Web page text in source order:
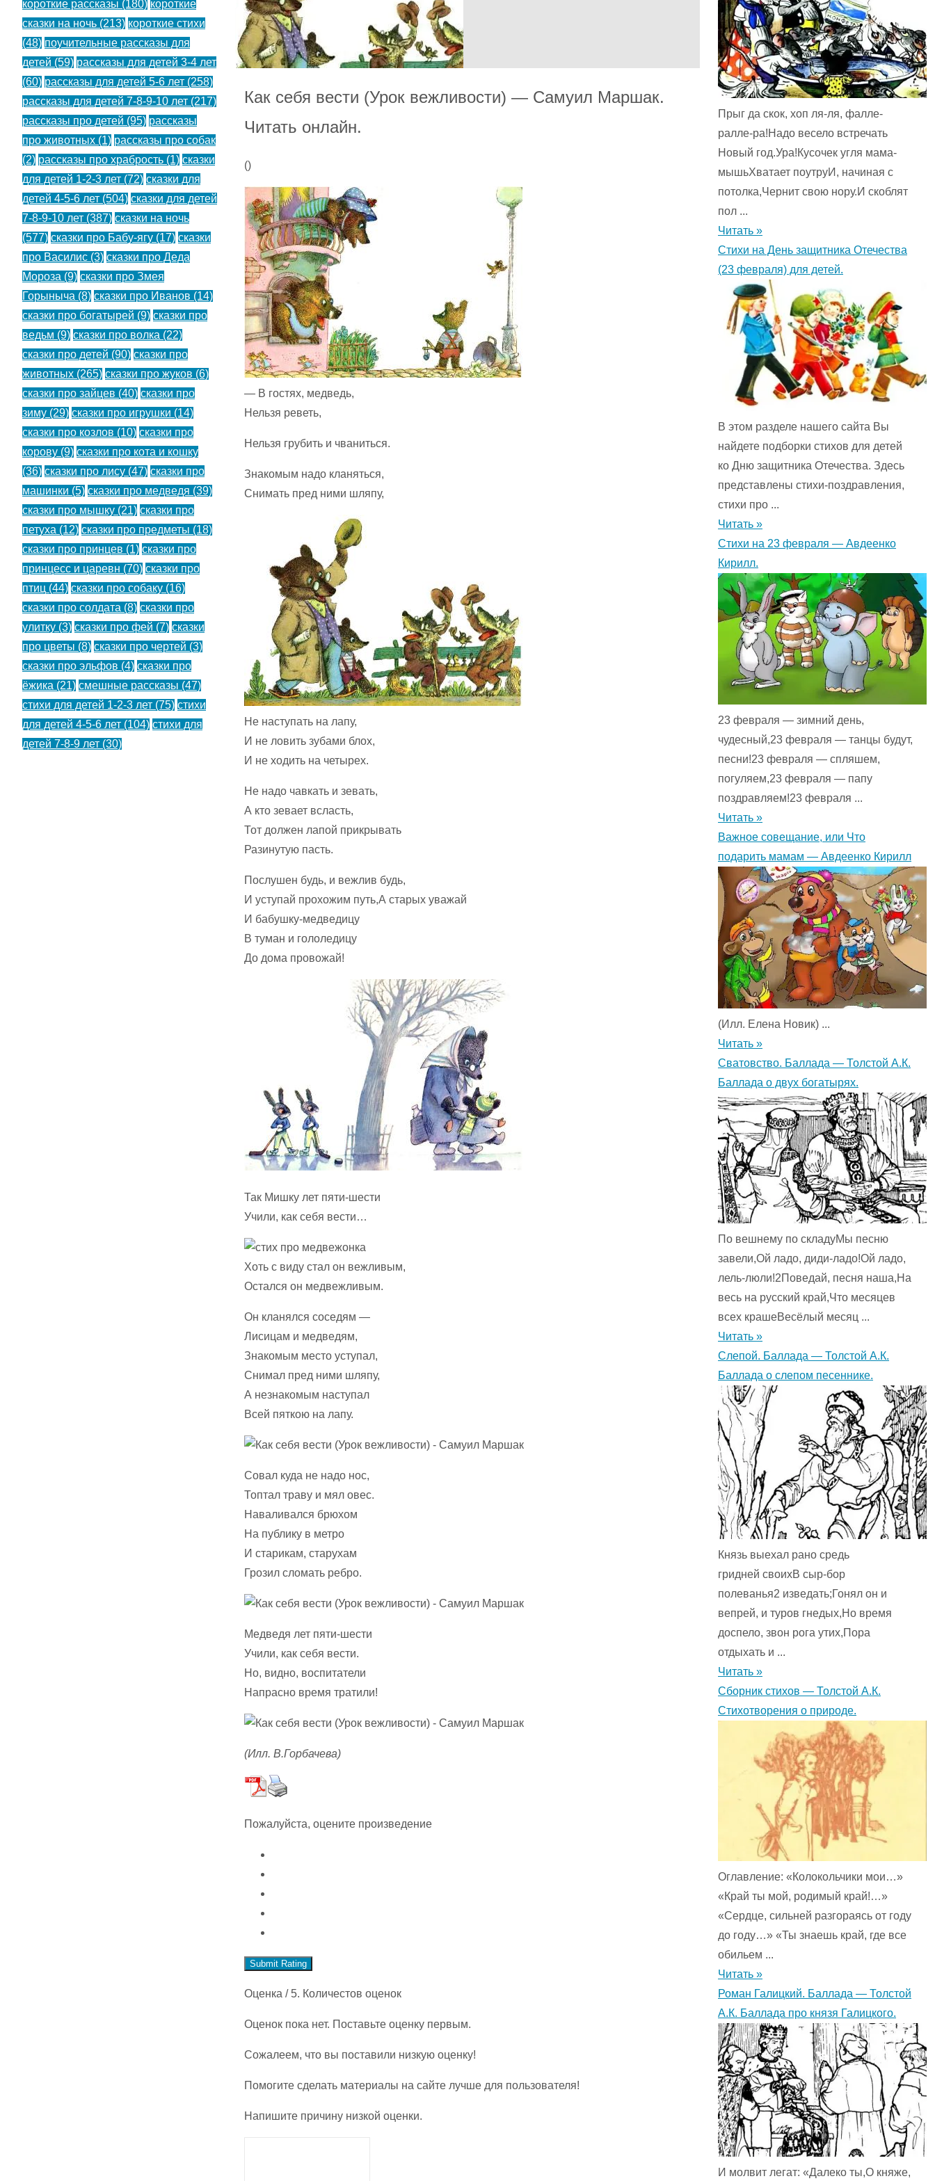
Как себя вести (Урок вежливости) — Самуил Маршак.
Читать онлайн.
()
— В гостях, медведь,
Нельзя реветь,
Нельзя грубить и чваниться.
Знакомым надо кланяться,
Снимать пред ними шляпу,
Не наступать на лапу,
И не ловить зубами блох,
И не ходить на четырех.
Не надо чавкать и зевать,
А кто зевает всласть,
Тот должен лапой прикрывать
Разинутую пасть.
Послушен будь, и вежлив будь,
И уступай прохожим путь,А старых уважай
И бабушку-медведицу
В туман и гололедицу
До дома провожай!
Так Мишку лет пяти-шести
Учили, как себя вести…
Хоть с виду стал он вежливым,
Остался он медвежливым.
Он кланялся соседям —
Лисицам и медведям,
Знакомым место уступал,
Снимал пред ними шляпу,
А незнакомым наступал
Всей пяткою на лапу.
Совал куда не надо нос,
Топтал траву и мял овес.
Наваливался брюхом
На публику в метро
И старикам, старухам
Грозил сломать ребро.
Медведя лет пяти-шести
Учили, как себя вести.
Но, видно, воспитатели
Напрасно время тратили!
(Илл. В.Горбачева)
Пожалуйста, оцените произведение
Submit Rating
Оценка / 5. Количестов оценок
Оценок пока нет. Поставьте оценку первым.
Сожалеем, что вы поставили низкую оценку!
Помогите сделать материалы на сайте лучше для пользователя!
Напишите причину низкой оценки.
короткие рассказы (180) короткие
сказки на ночь (213) короткие стихи
(48) поучительные рассказы для
детей (59) рассказы для детей 3-4 лет
(60) рассказы для детей 5-6 лет (258)
рассказы для детей 7-8-9-10 лет (217)
рассказы про детей (95) рассказы
про животных (1) рассказы про собак
(2) рассказы про храбрость (1) сказки
для детей 1-2-3 лет (72) сказки для
детей 4-5-6 лет (504) сказки для детей
7-8-9-10 лет (387) сказки на ночь
(577) сказки про Бабу-ягу (17) сказки
про Василис (3) сказки про Деда
Мороза (9) сказки про Змея
Горыныча (8) сказки про Иванов (14)
сказки про богатырей (9) сказки про
ведьм (9) сказки про волка (22)
сказки про детей (90) сказки про
животных (265) сказки про жуков (6)
сказки про зайцев (40) сказки про
зиму (29) сказки про игрушки (14)
сказки про козлов (10) сказки про
корову (9) сказки про кота и кошку
(36) сказки про лису (47) сказки про
машинки (5) сказки про медведя (39)
сказки про мышку (21) сказки про
петуха (12) сказки про предметы (18)
сказки про принцев (1) сказки про
принцесс и царевн (70) сказки про
птиц (44) сказки про собаку (16)
сказки про солдата (8) сказки про
улитку (3) сказки про фей (7) сказки
про цветы (8) сказки про чертей (3)
сказки про эльфов (4) сказки про
ёжика (21) смешные рассказы (47)
стихи для детей 1-2-3 лет (75) стихи
для детей 4-5-6 лет (104) стихи для
детей 7-8-9 лет (30)
Прыг да скок, хоп ля-ля, фалле-
ралле-ра!Надо весело встречать
Новый год.Ура!Кусочек угля мама-
мышьХватает поутруИ, начиная с
потолка,Чернит свою нору.И скоблят
пол ...
Читать »
Стихи на День защитника Отечества
(23 февраля) для детей.
В этом разделе нашего сайта Вы
найдете подборки стихов для детей
ко Дню защитника Отечества. Здесь
представлены стихи-поздравления,
стихи про ...
Читать »
Стихи на 23 февраля — Авдеенко
Кирилл.
23 февраля — зимний день,
чудесный,23 февраля — танцы будут,
песни!23 февраля — спляшем,
погуляем,23 февраля — папу
поздравляем!23 февраля ...
Читать »
Важное совещание, или Что
подарить мамам — Авдеенко Кирилл
(Илл. Елена Новик) ...
Читать »
Сватовство. Баллада — Толстой А.К.
Баллада о двух богатырях.
По вешнему по складуМы песню
завели,Ой ладо, диди-ладо!Ой ладо,
лель-люли!2Поведай, песня наша,На
весь на русский край,Что месяцев
всех крашеВесёлый месяц ...
Читать »
Слепой. Баллада — Толстой А.К.
Баллада о слепом песеннике.
Князь выехал рано средь
гридней своихВ сыр-бор
полеванья2 изведать;Гонял он и
вепрей, и туров гнедых,Но время
доспело, звон рога утих,Пора
отдыхать и ...
Читать »
Сборник стихов — Толстой А.К.
Стихотворения о природе.
Оглавление: «Колокольчики мои…»
«Край ты мой, родимый край!…»
«Сердце, сильней разгораясь от году
до году…» «Ты знаешь край, где все
обильем ...
Читать »
Роман Галицкий. Баллада — Толстой
А.К. Баллада про князя Галицкого.
И молвит легат: «Далеко ты,О княже,